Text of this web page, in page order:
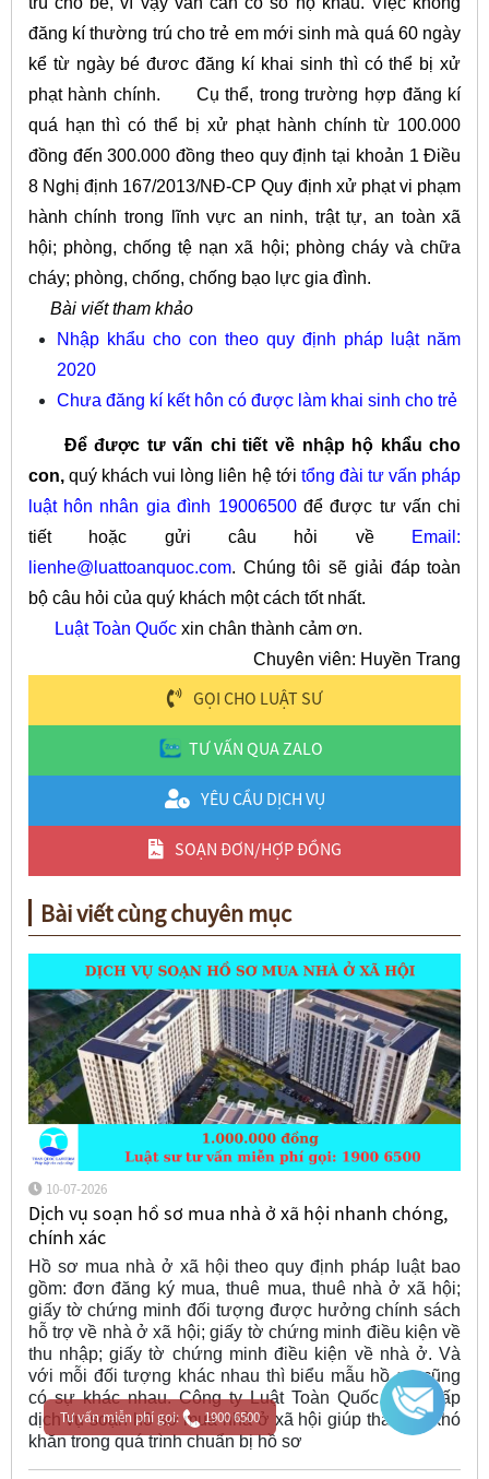
đăng kí thường trú cho trẻ em mới sinh mà quá 60 ngày
kể từ ngày bé đươc đăng kí khai sinh thì có thể bị xử
phạt hành chính.
Cụ thể, trong trường hợp đăng kí
quá hạn thì có thể bị xử phạt hành chính từ 100.000
đồng đến 300.000 đồng theo quy định tại khoản 1 Điều
8 Nghị định 167/2013/NĐ-CP Quy định xử phạt vi phạm
hành chính trong lĩnh vực an ninh, trật tự, an toàn xã
hội; phòng, chống tệ nạn xã hội; phòng cháy và chữa
cháy; phòng, chống, chống bạo lực gia đình.
Bài viết tham khảo
Nhập khẩu cho con theo quy định pháp luật năm
2020
Chưa đăng kí kết hôn có được làm khai sinh cho trẻ
Để được tư vấn chi tiết về nhập hộ khẩu cho
con,quý khách vui lòng liên hệ tới tổng đài tư vấn pháp
luật hôn nhân gia đình 19006500để được tư vấn chi
tiết hoặc gửi câu hỏi về
Email:
lienhe@luattoanquoc.com. Chúng tôi sẽ giải đáp toàn
bộ câu hỏi của quý khách một cách tốt nhất.
Luật Toàn Quốc xin chân thành cảm ơn.
Chuyên viên: Huyền Trang
GỌI CHO LUẬT SƯ
TƯ VẤN QUA ZALO
YÊU CẦU DỊCH VỤ
SOẠN ĐƠN/HỢP ĐỒNG
Bài viết cùng chuyên mục
10-07-2026
Dịch vụ soạn hồ sơ mua nhà ở xã hội nhanh chóng,
chính xác
Hồ sơ mua nhà ở xã hội theo quy định pháp luật bao
gồm: đơn đăng ký mua, thuê mua, thuê nhà ở xã hội;
giấy tờ chứng minh đối tượng được hưởng chính sách
hỗ trợ về nhà ở xã hội; giấy tờ chứng minh điều kiện về
thu nhập; giấy tờ chứng minh điều kiện về nhà ở. Và
với mỗi đối tượng khác nhau thì biểu mẫu hồ sơ cũng
có sự khác nhau. Công ty Luật Toàn Quốc cung cấp
dịch vụ soạn hồ sơ mua nhà ở xã hội giúp tháo gỡ khó
khăn trong quá trình chuẩn bị hồ sơ
Tư vấn miễn phí gọi: 1900 6500